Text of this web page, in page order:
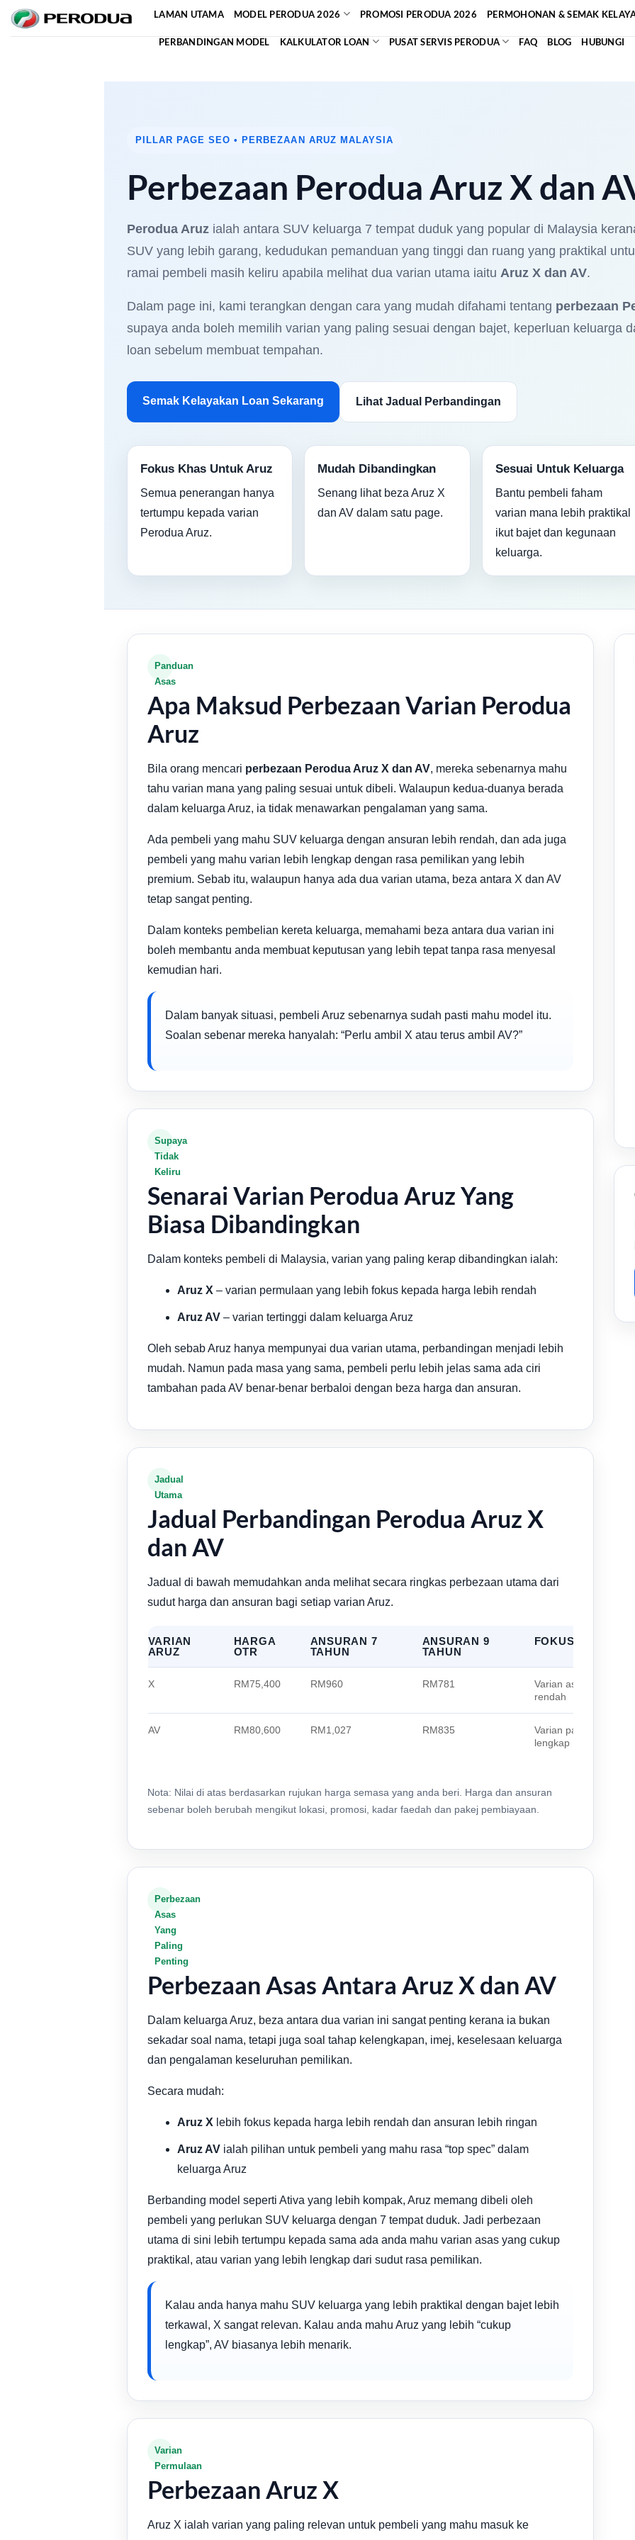
Skip
LAMAN UTAMA MODEL PERODUA 2026 PROMOSI PERODUA 2026 PERMOHONAN & SEMAK
PERBANDINGAN MODEL KALKULATOR LOAN PUSAT SERVIS PERODUA FAQ BLOG HUBUNGI
PILLAR PAGE SEO • PERBEZAAN ARUZ MALAYSIA
Perbezaan Perodua Aruz X dan
Perodua Aruzialah antara SUV keluarga 7 tempat duduk yang popular di Malaysia
SUV yang lebih garang, kedudukan pemanduan yang tinggi dan ruang yang praktikal
ramai pembeli masih keliru apabila melihat dua varian utama iaitu Aruz X dan AV.
Dalam page ini, kami terangkan dengan cara yang mudah difahami tentang perbezaan
supaya anda boleh memilih varian yang paling sesuai dengan bajet, keperluan keluarga
loan sebelum membuat tempahan.
Semak Kelayakan Loan Sekarang Lihat Jadual Perbandingan
Fokus Khas Untuk Aruz
Semua penerangan hanya
tertumpu kepada varian
Perodua Aruz.
Mudah Dibandingkan
Senang lihat beza Aruz X
dan AV dalam satu page.
Sesuai Untuk Keluarga
Bantu pembeli faham
varian mana lebih praktikal
ikut bajet dan kegunaan
keluarga.
Panduan
Asas
Apa Maksud Perbezaan Varian Perodua
Aruz
Bila orang mencari perbezaan Perodua Aruz X dan AV, mereka sebenarnya mahu
tahu varian mana yang paling sesuai untuk dibeli. Walaupun kedua-duanya berada
dalam keluarga Aruz, ia tidak menawarkan pengalaman yang sama.
Ada pembeli yang mahu SUV keluarga dengan ansuran lebih rendah, dan ada juga
pembeli yang mahu varian lebih lengkap dengan rasa pemilikan yang lebih
premium. Sebab itu, walaupun hanya ada dua varian utama, beza antara X dan AV
tetap sangat penting.
Dalam konteks pembelian kereta keluarga, memahami beza antara dua varian ini
boleh membantu anda membuat keputusan yang lebih tepat tanpa rasa menyesal
kemudian hari.
Dalam banyak situasi, pembeli Aruz sebenarnya sudah pasti mahu model itu.
Soalan sebenar mereka hanyalah: “Perlu ambil X atau terus ambil AV?”
Supaya
Tidak
Keliru
Senarai Varian Perodua Aruz Yang
Biasa Dibandingkan
Dalam konteks pembeli di Malaysia, varian yang paling kerap dibandingkan ialah:
Aruz X – varian permulaan yang lebih fokus kepada harga lebih rendah
Aruz AV – varian tertinggi dalam keluarga Aruz
Oleh sebab Aruz hanya mempunyai dua varian utama, perbandingan menjadi lebih
mudah. Namun pada masa yang sama, pembeli perlu lebih jelas sama ada ciri
tambahan pada AV benar-benar berbaloi dengan beza harga dan ansuran.
Jadual
Utama
Jadual Perbandingan Perodua Aruz X
dan AV
Jadual di bawah memudahkan anda melihat secara ringkas perbezaan utama dari
sudut harga dan ansuran bagi setiap varian Aruz.
VARIAN
ARUZ
HARGA
OTR
ANSURAN 7
TAHUN
ANSURAN 9
TAHUN
FOKUS RINGKAS
X RM75,400 RM960 RM781
Varian asas dengan
rendah
AV RM80,600 RM1,027 RM835
Varian paling tinggi
lengkap
Nota: Nilai di atas berdasarkan rujukan harga semasa yang anda beri. Harga dan ansuran
sebenar boleh berubah mengikut lokasi, promosi, kadar faedah dan pakej pembiayaan.
Perbezaan
Asas
Yang
Paling
Penting
Perbezaan Asas Antara Aruz X dan AV
Dalam keluarga Aruz, beza antara dua varian ini sangat penting kerana ia bukan
sekadar soal nama, tetapi juga soal tahap kelengkapan, imej, keselesaan keluarga
dan pengalaman keseluruhan pemilikan.
Secara mudah:
Aruz X lebih fokus kepada harga lebih rendah dan ansuran lebih ringan
Aruz AV ialah pilihan untuk pembeli yang mahu rasa “top spec” dalam
keluarga Aruz
Berbanding model seperti Ativa yang lebih kompak, Aruz memang dibeli oleh
pembeli yang perlukan SUV keluarga dengan 7 tempat duduk. Jadi perbezaan
utama di sini lebih tertumpu kepada sama ada anda mahu varian asas yang cukup
praktikal, atau varian yang lebih lengkap dari sudut rasa pemilikan.
Kalau anda hanya mahu SUV keluarga yang lebih praktikal dengan bajet lebih
terkawal, X sangat relevan. Kalau anda mahu Aruz yang lebih “cukup
lengkap”, AV biasanya lebih menarik.
Varian
Permulaan
Perbezaan Aruz X
Aruz X ialah varian yang paling relevan untuk pembeli yang mahu masuk ke